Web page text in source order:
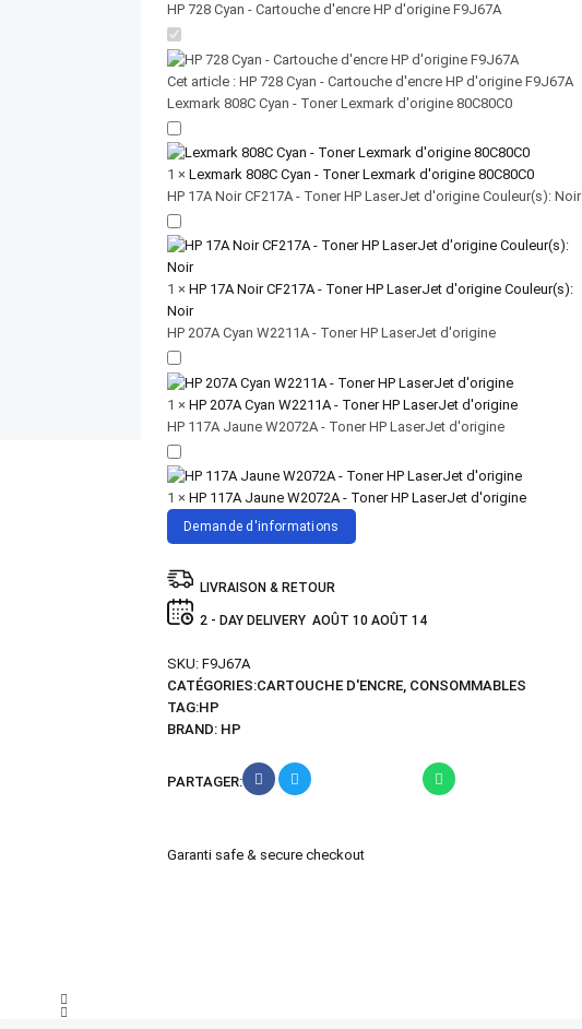
HP 728 Cyan - Cartouche d'encre HP d'origine F9J67A
Cet article : HP 728 Cyan - Cartouche d'encre HP d'origine F9J67A
Lexmark 808C Cyan - Toner Lexmark d'origine 80C80C0
1 × Lexmark 808C Cyan - Toner Lexmark d'origine 80C80C0
HP 17A Noir CF217A - Toner HP LaserJet d'origine Couleur(s): Noir
1 × HP 17A Noir CF217A - Toner HP LaserJet d'origine Couleur(s):
Noir
HP 207A Cyan W2211A - Toner HP LaserJet d'origine
1 × HP 207A Cyan W2211A - Toner HP LaserJet d'origine
HP 117A Jaune W2072A - Toner HP LaserJet d'origine
1 × HP 117A Jaune W2072A - Toner HP LaserJet d'origine
Demande d'informations
LIVRAISON & RETOUR
2 - DAY DELIVERY AOÛT 10 AOÛT 14
SKU: F9J67A
CATÉGORIES:CARTOUCHE D'ENCRE, CONSOMMABLES
TAG:HP
BRAND: HP
PARTAGER:
Garanti safe & secure checkout